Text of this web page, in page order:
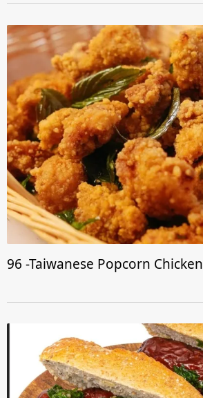
96 -Taiwanese Popcorn Chicken